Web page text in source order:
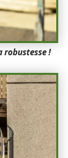
robustesse !